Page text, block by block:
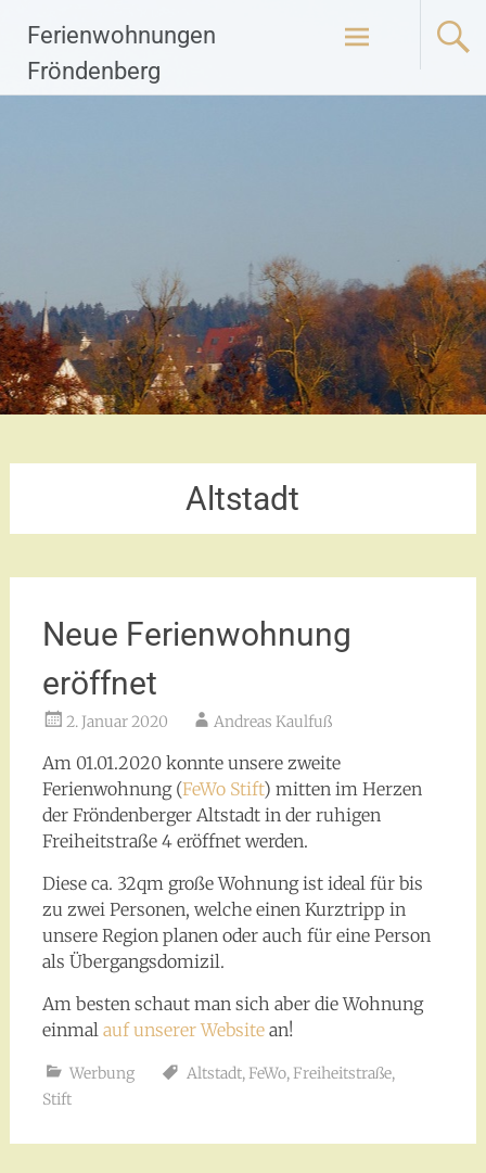
Inhalt
springen
Ferienwohnungen
Fröndenberg
Altstadt
Neue Ferienwohnung
eröffnet
2. Januar 2020 Andreas Kaulfuß
Am 01.01.2020 konnte unsere zweite
Ferienwohnung (FeWo Stift) mitten im Herzen
der Fröndenberger Altstadt in der ruhigen
Freiheitstraße 4 eröffnet werden.
Diese ca. 32qm große Wohnung ist ideal für bis
zu zwei Personen, welche einen Kurztripp in
unsere Region planen oder auch für eine Person
als Übergangsdomizil.
Am besten schaut man sich aber die Wohnung
einmal auf unserer Websitean!
Werbung Altstadt, FeWo, Freiheitstraße,
Stift